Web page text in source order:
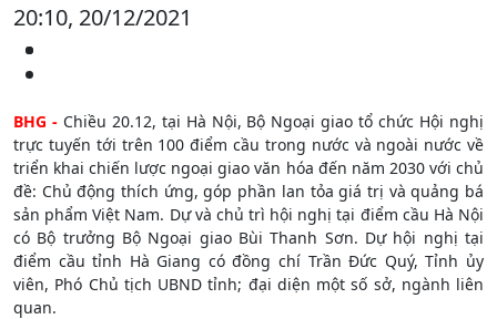
20:10, 20/12/2021
BHG -Chiều 20.12, tại Hà Nội, Bộ Ngoại giao tổ chức Hội nghị
trực tuyến tới trên 100 điểm cầu trong nước và ngoài nước về
triển khai chiến lược ngoại giao văn hóa đến năm 2030 với chủ
đề: Chủ động thích ứng, góp phần lan tỏa giá trị và quảng bá
sản phẩm Việt Nam. Dự và chủ trì hội nghị tại điểm cầu Hà Nội
có Bộ trưởng Bộ Ngoại giao Bùi Thanh Sơn. Dự hội nghị tại
điểm cầu tỉnh Hà Giang có đồng chí Trần Đức Quý, Tỉnh ủy
viên, Phó Chủ tịch UBND tỉnh; đại diện một số sở, ngành liên
quan.